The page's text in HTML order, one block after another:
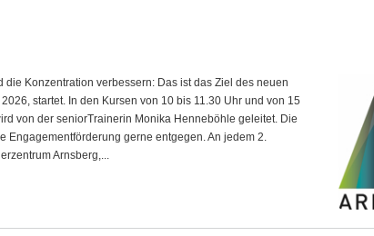
Konzentration verbessern: Das ist das Ziel des neuen
startet. In den Kursen von 10 bis 11.30 Uhr und von 15
von der seniorTrainerin Monika Henneböhle geleitet. Die
Engagementförderung gerne entgegen. An jedem 2.
Arnsberg,...